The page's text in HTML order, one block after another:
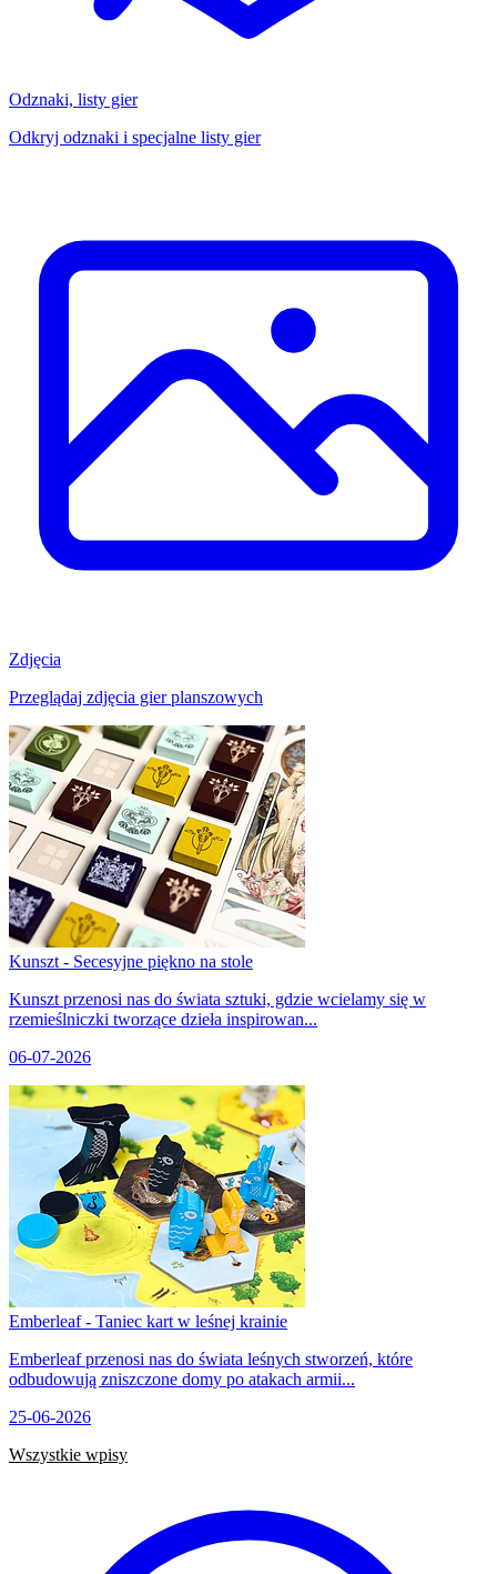
Odznaki, listy gier
Odkryj odznaki i specjalne listy gier
Zdjęcia
Przeglądaj zdjęcia gier planszowych
Kunszt - Secesyjne piękno na stole
Kunszt przenosi nas do świata sztuki, gdzie wcielamy się w
rzemieślniczki tworzące dzieła inspirowan...
06-07-2026
Emberleaf - Taniec kart w leśnej krainie
Emberleaf przenosi nas do świata leśnych stworzeń, które
odbudowują zniszczone domy po atakach armii...
25-06-2026
Wszystkie wpisy